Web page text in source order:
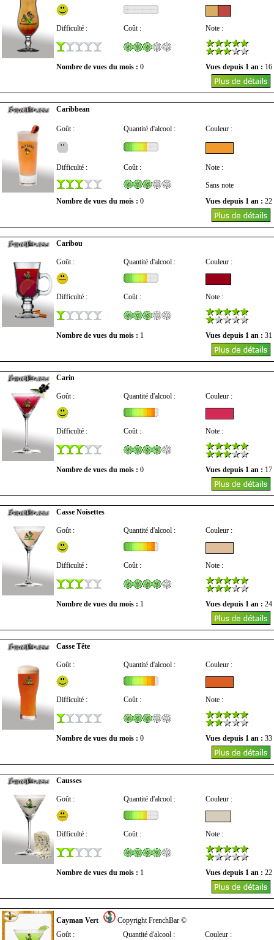
Difficulté : Coût : Note :
Nombre de vues du mois : 0 Vues depuis 1 an : 16
Caribbean
Goût : Quantité d'alcool : Couleur :
Difficulté : Coût : Note :
Sans note
Nombre de vues du mois : 0 Vues depuis 1 an : 22
Caribou
Goût : Quantité d'alcool : Couleur :
Difficulté : Coût : Note :
Nombre de vues du mois : 1 Vues depuis 1 an : 31
Carin
Goût : Quantité d'alcool : Couleur :
Difficulté : Coût : Note :
Nombre de vues du mois : 0 Vues depuis 1 an : 17
Casse Noisettes
Goût : Quantité d'alcool : Couleur :
Difficulté : Coût : Note :
Nombre de vues du mois : 1 Vues depuis 1 an : 24
Casse Tête
Goût : Quantité d'alcool : Couleur :
Difficulté : Coût : Note :
Nombre de vues du mois : 0 Vues depuis 1 an : 33
Causses
Goût : Quantité d'alcool : Couleur :
Difficulté : Coût : Note :
Nombre de vues du mois : 1 Vues depuis 1 an : 22
Cayman Vert
Copyright FrenchBar ©
Goût :
Quantité d'alcool : Couleur :